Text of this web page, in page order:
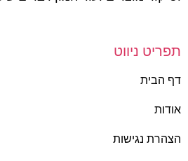
תפריט ניווט
דף הבית
אודות
הצהרת נגישות